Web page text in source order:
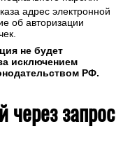
адрес электронной
об авторизации
не будет
исключением
РФ.
через запрос